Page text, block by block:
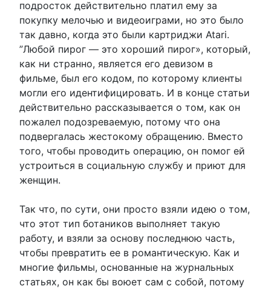
подросток действительно платил ему за
покупку мелочью и видеоиграми, но это было
так давно, когда это были картриджи Atari.
”Любой пирог — это хороший пирог», который,
как ни странно, является его девизом в
фильме, был его кодом, по которому клиенты
могли его идентифицировать. И в конце статьи
действительно рассказывается о том, как он
пожалел подозреваемую, потому что она
подвергалась жестокому обращению. Вместо
того, чтобы проводить операцию, он помог ей
устроиться в социальную службу и приют для
женщин.
Так что, по сути, они просто взяли идею о том,
что этот тип ботаников выполняет такую
работу, и взяли за основу последнюю часть,
чтобы превратить ее в романтическую. Как и
многие фильмы, основанные на журнальных
статьях, он как бы воюет сам с собой, потому